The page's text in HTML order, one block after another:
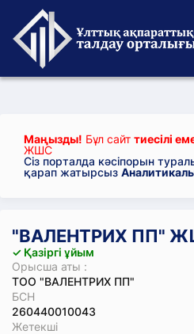
Маңызды! Бұл сайт тиесілі
ЖШС
Сіз порталда кәсіпорын
қарап жатырсыз
"ВАЛЕНТРИХ ПП"
✓ Қазіргі ұйым
Орысша аты :
ТОО "ВАЛЕНТРИХ ПП"
БСН
260440010043
Жетекші